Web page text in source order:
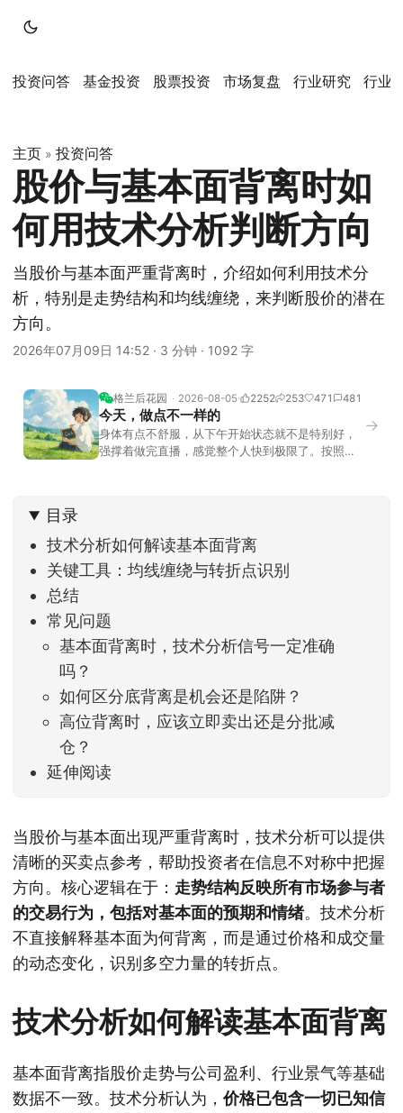
投资问答 基金投资 股票投资 市场复盘 行业研究 行业
主页 » 投资问答
股价与基本面背离时如
何用技术分析判断方向
当股价与基本面严重背离时，介绍如何利用技术分
析，特别是走势结构和均线缠绕，来判断股价的潜在
方向。
2026年07月09日 14:52 · 3 分钟 · 1092 字
格兰后花园 2026-08-05 2252 253 471 481
今天，做点不一样的
身体有点不舒服，从下午开始状态就不是特别好，
强撑着做完直播，感觉整个人快到极限了。按照平
问的，可以给他点个赞。晚些时候，我会按点赞数
量挑选5个比较
→
目录
技术分析如何解读基本面背离
关键工具：均线缠绕与转折点识别
总结
常见问题
基本面背离时，技术分析信号一定准确
吗？
如何区分底背离是机会还是陷阱？
高位背离时，应该立即卖出还是分批减
仓？
延伸阅读
当股价与基本面出现严重背离时，技术分析可以提供
清晰的买卖点参考，帮助投资者在信息不对称中把握
方向。核心逻辑在于： 走势结构反映所有市场参与者
的交易行为，包括对基本面的预期和情绪。技术分析
不直接解释基本面为何背离，而是通过价格和成交量
的动态变化，识别多空力量的转折点。
技术分析如何解读基本面背离
基本面背离指股价走势与公司盈利、行业景气等基础
数据不一致。技术分析认为， 价格已包含一切已知信